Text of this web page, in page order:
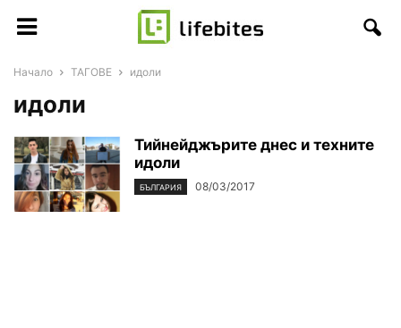
Начало ТАГОВЕ идоли
идоли
Тийнейджърите днес и техните
идоли
БЪЛГАРИЯ 08/03/2017